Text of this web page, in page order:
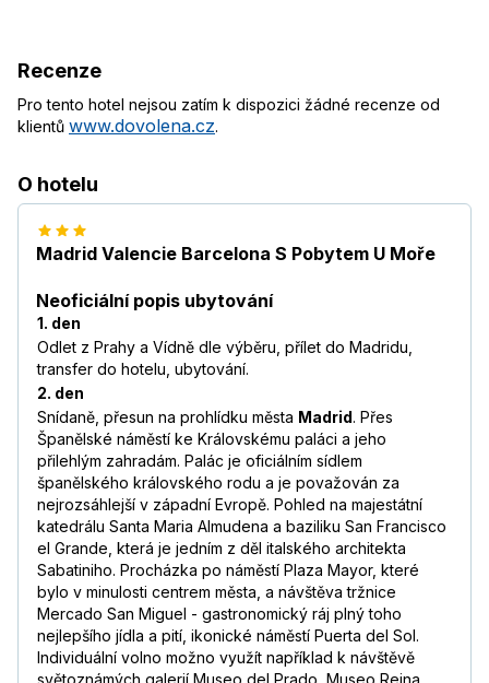
Recenze
Pro tento hotel nejsou zatím k dispozici žádné recenze od
klientů www.dovolena.cz.
O hotelu
Madrid Valencie Barcelona S Pobytem U Moře
Neoficiální popis ubytování
1. den
Odlet z Prahy a Vídně dle výběru, přílet do Madridu,
transfer do hotelu, ubytování.
2. den
Snídaně, přesun na prohlídku města Madrid. Přes
Španělské náměstí ke Královskému paláci a jeho
přilehlým zahradám. Palác je oficiálním sídlem
španělského královského rodu a je považován za
nejrozsáhlejší v západní Evropě. Pohled na majestátní
katedrálu Santa Maria Almudena a baziliku San Francisco
el Grande, která je jedním z děl italského architekta
Sabatiniho. Procházka po náměstí Plaza Mayor, které
bylo v minulosti centrem města, a návštěva tržnice
Mercado San Miguel - gastronomický ráj plný toho
nejlepšího jídla a pití, ikonické náměstí Puerta del Sol.
Individuální volno možno využít například k návštěvě